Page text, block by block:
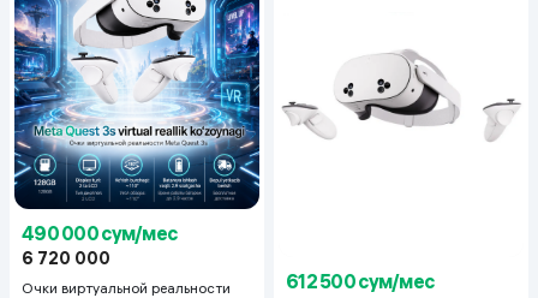
490 000 сум/мес
6 720 000
Очки виртуальной реальности
612 500 сум/мес